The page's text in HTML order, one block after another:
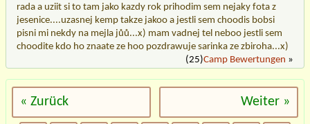
rada a uziit si to tam jako kazdy rok prihodim sem nejaky fota z
jesenice....uzasnej kemp takze jakoo a jestli sem choodis bobsi
pisni mi nekdy na mejla jůů...x) mam vadnej tel neboo jestli sem
choodite kdo ho znaate ze hoo pozdrawuje sarinka ze zbiroha...x)
(25)Camp Bewertungen »
« Zurück Weiter »